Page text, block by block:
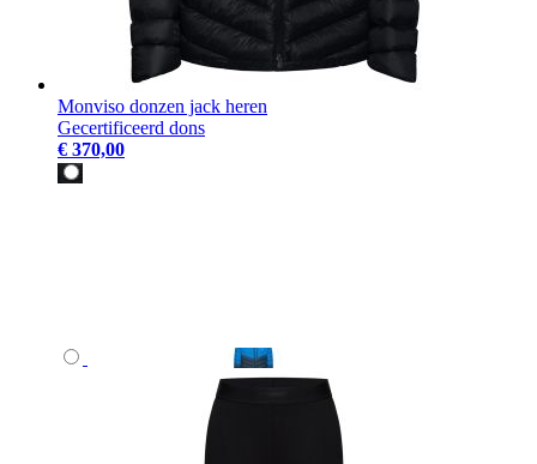
Monviso donzen jack heren
Gecertificeerd dons
€ 370,00